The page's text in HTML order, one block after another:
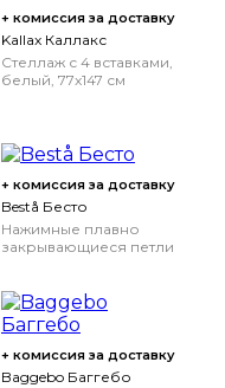
+ комиссия за доставку
Kallax Каллакс
Стеллаж с 4 вставками,
белый, 77x147 см
+ комиссия за доставку
Bestå Бесто
Нажимные плавно
закрывающиеся петли
+ комиссия за доставку
Baggebo Баггебо